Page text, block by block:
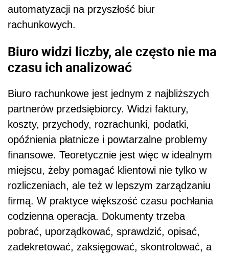
automatyzacji na przyszłość biur
rachunkowych.
Biuro widzi liczby, ale często nie ma
czasu ich analizować
Biuro rachunkowe jest jednym z najbliższych
partnerów przedsiębiorcy. Widzi faktury,
koszty, przychody, rozrachunki, podatki,
opóźnienia płatnicze i powtarzalne problemy
finansowe. Teoretycznie jest więc w idealnym
miejscu, żeby pomagać klientowi nie tylko w
rozliczeniach, ale też w lepszym zarządzaniu
firmą. W praktyce większość czasu pochłania
codzienna operacja. Dokumenty trzeba
pobrać, uporządkować, sprawdzić, opisać,
zadekretować, zaksięgować, skontrolować, a